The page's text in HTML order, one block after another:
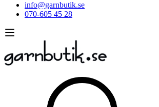
info@garnbutik.se
070-605 45 28